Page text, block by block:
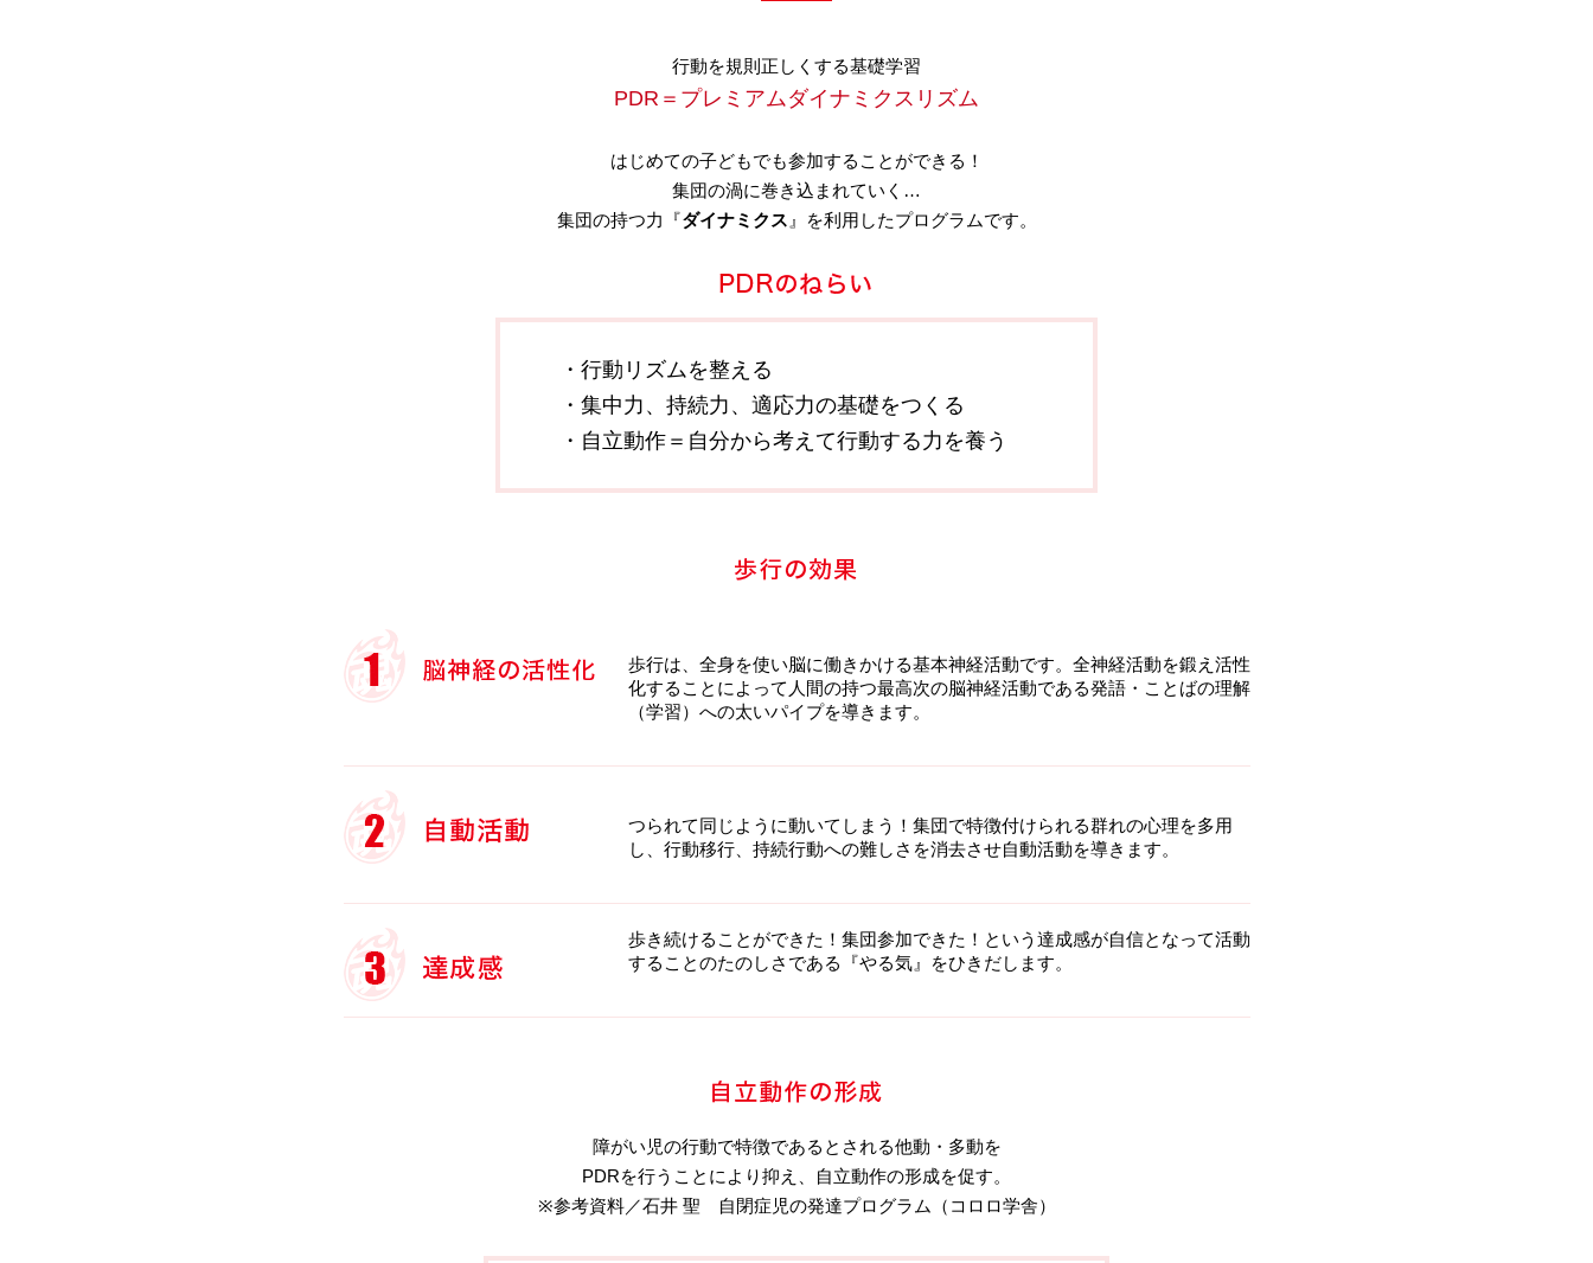
行動を規則正しくする基礎学習
PDR＝プレミアムダイナミクスリズム
はじめての子どもでも参加することができる！
集団の渦に巻き込まれていく…
集団の持つ力『ダイナミクス 』を利用したプログラムです。
・行動リズムを整える
・集中力、持続力、適応力の基礎をつくる
・自立動作＝自分から考えて行動する力を養う
歩行は、全身を使い脳に働きかける基本神経活動です。全神経活動を鍛え活性
化することによって人間の持つ最高次の脳神経活動である発語・ことばの理解
（学習）への太いパイプを導きます。
つられて同じように動いてしまう！集団で特徴付けられる群れの心理を多用
し、行動移行、持続行動への難しさを消去させ自動活動を導きます。
歩き続けることができた！集団参加できた！という達成感が自信となって活動
することのたのしさである『やる気』をひきだします。
障がい児の行動で特徴であるとされる他動・多動を
PDRを行うことにより抑え、自立動作の形成を促す。
※参考資料／石井 聖 自閉症児の発達プログラム（コロロ学舎）